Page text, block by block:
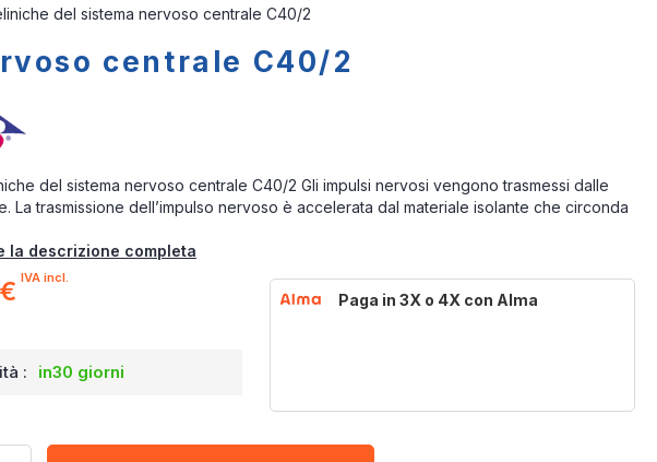
del sistema nervoso centrale C40/2
centrale C40/2
del sistema nervoso centrale C40/2 Gli impulsi nervosi vengono trasmessi dalle
La trasmissione dell’impulso nervoso è accelerata dal materiale isolante che circonda
la descrizione completa
IVA incl.
: in30 giorni
Paga in 3X o 4X con Alma